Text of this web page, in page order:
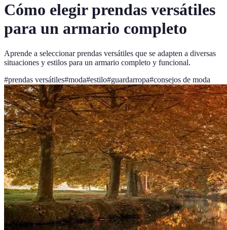
Cómo elegir prendas versátiles
para un armario completo
Aprende a seleccionar prendas versátiles que se adapten a diversas
situaciones y estilos para un armario completo y funcional.
#prendas versátiles#moda#estilo#guardarropa#consejos de moda